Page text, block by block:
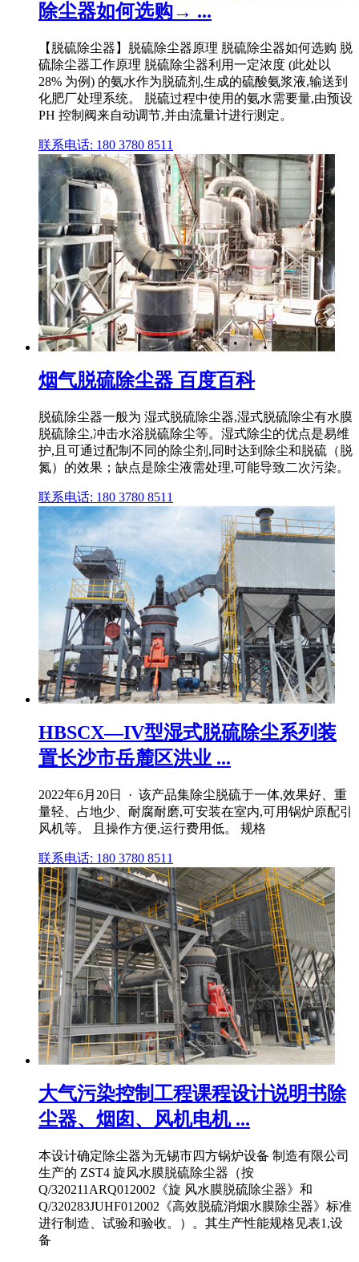
除尘器如何选购→ ...
【脱硫除尘器】脱硫除尘器原理 脱硫除尘器如何选购 脱
硫除尘器工作原理 脱硫除尘器利用一定浓度 (此处以
28% 为例) 的氨水作为脱硫剂,生成的硫酸氨浆液,输送到
化肥厂处理系统。 脱硫过程中使用的氨水需要量,由预设
PH 控制阀来自动调节,并由流量计进行测定。
联系电话: 180 3780 8511
烟气脱硫除尘器 百度百科
脱硫除尘器一般为 湿式脱硫除尘器,湿式脱硫除尘有水膜
脱硫除尘,冲击水浴脱硫除尘等。湿式除尘的优点是易维
护,且可通过配制不同的除尘剂,同时达到除尘和脱硫（脱
氮）的效果；缺点是除尘液需处理,可能导致二次污染。
联系电话: 180 3780 8511
HBSCX—IV型湿式脱硫除尘系列装
置长沙市岳麓区洪业 ...
2022年6月20日 · 该产品集除尘脱硫于一体,效果好、重
量轻、占地少、耐腐耐磨,可安装在室内,可用锅炉原配引
风机等。 且操作方便,运行费用低。 规格
联系电话: 180 3780 8511
大气污染控制工程课程设计说明书除
尘器、烟囱、风机电机 ...
本设计确定除尘器为无锡市四方锅炉设备 制造有限公司
生产的 ZST4 旋风水膜脱硫除尘器（按
Q/320211ARQ012002《旋 风水膜脱硫除尘器》和
Q/320283JUHF012002《高效脱硫消烟水膜除尘器》标准
进行制造、试验和验收。）。其生产性能规格见表1,设
备